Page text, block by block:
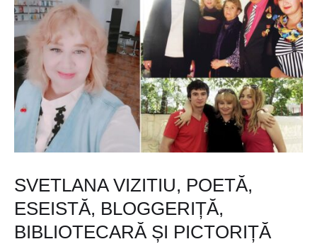
SVETLANA VIZITIU, POETĂ,
ESEISTĂ, BLOGGERIȚĂ,
BIBLIOTECARĂ ȘI PICTORIȚĂ